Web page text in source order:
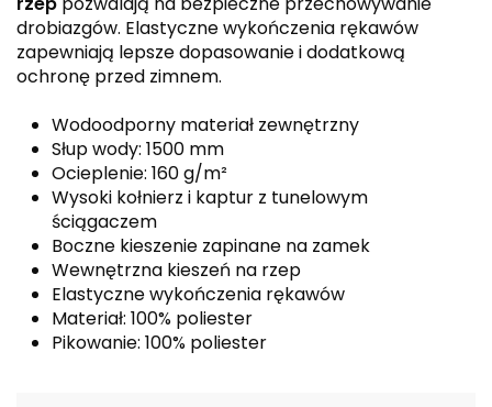
drobiazgów. Elastyczne wykończenia rękawów
zapewniają lepsze dopasowanie i dodatkową
ochronę przed zimnem.
Wodoodporny materiał zewnętrzny
Słup wody: 1500 mm
Ocieplenie: 160 g/m²
Wysoki kołnierz i kaptur z tunelowym
ściągaczem
Boczne kieszenie zapinane na zamek
Wewnętrzna kieszeń na rzep
Elastyczne wykończenia rękawów
Materiał: 100% poliester
Pikowanie: 100% poliester